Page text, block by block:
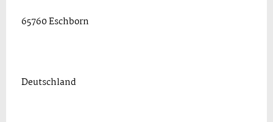
65760 Eschborn
Deutschland